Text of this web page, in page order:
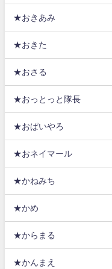
★おきあみ
★おきた
★おさる
★おっとっと隊長
★おぱいやろ
★おネイマール
★かねみち
★かめ
★からまる
★かんまえ